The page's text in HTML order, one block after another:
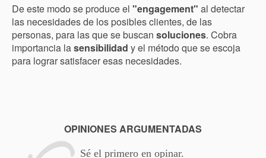
De este modo se produce el "engagement" al detectar
las necesidades de los posibles clientes, de las
personas, para las que se buscan soluciones. Cobra
importancia lasensibilidad y el método que se escoja
para lograr satisfacer esas necesidades.
OPINIONES ARGUMENTADAS
Sé el primero en opinar.